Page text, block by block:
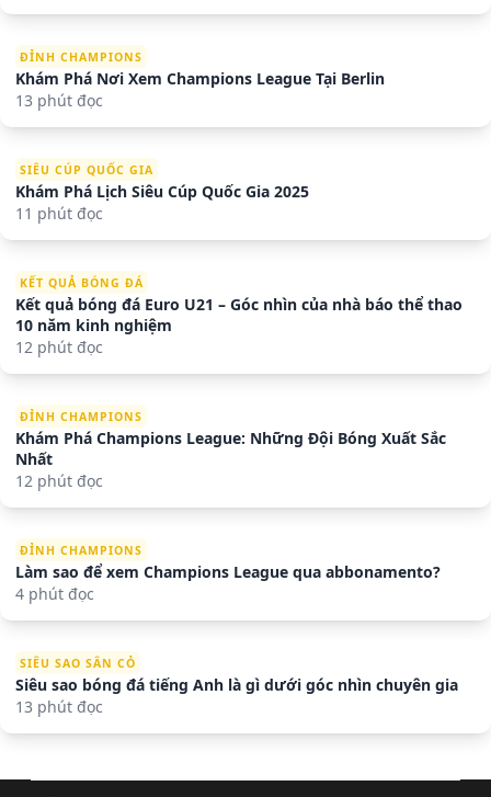
ĐỈNH CHAMPIONS
Khám Phá Nơi Xem Champions League Tại Berlin
13 phút đọc
SIÊU CÚP QUỐC GIA
Khám Phá Lịch Siêu Cúp Quốc Gia 2025
11 phút đọc
KẾT QUẢ BÓNG ĐÁ
Kết quả bóng đá Euro U21 – Góc nhìn của nhà báo thể thao
10 năm kinh nghiệm
12 phút đọc
ĐỈNH CHAMPIONS
Khám Phá Champions League: Những Đội Bóng Xuất Sắc
Nhất
12 phút đọc
ĐỈNH CHAMPIONS
Làm sao để xem Champions League qua abbonamento?
4 phút đọc
SIÊU SAO SÂN CỎ
Siêu sao bóng đá tiếng Anh là gì dưới góc nhìn chuyên gia
13 phút đọc